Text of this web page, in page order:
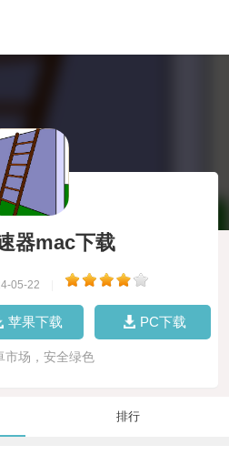
器mac下载
05-22
苹果下载 PC下载
市场，安全绿色
排行